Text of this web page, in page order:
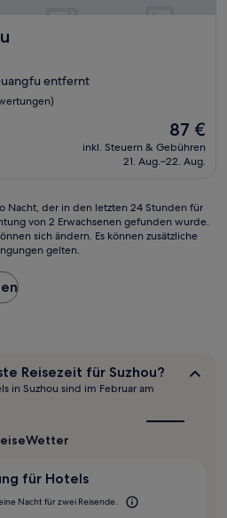
entfernt
Der
Preis
beträgt
87 €
inkl. Steuern & Gebühren
21. Aug.–22. Aug.
Nacht, der in den letzten 24 Stunden für
von 2 Erwachsenen gefunden wurde.
sich ändern. Es können zusätzliche
gelten.
Reisezeit für Suzhou?
in Suzhou sind im Februar am
Wetter
für Hotels
Nacht für zwei Reisende.